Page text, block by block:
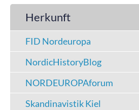
Herkunft
FID Nordeuropa
NordicHistoryBlog
NORDEUROPAforum
Skandinavistik Kiel